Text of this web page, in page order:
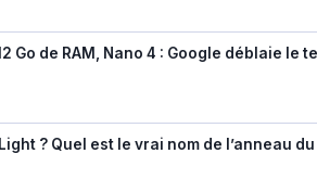
Go de RAM, Nano 4 : Google déblaie le
? Quel est le vrai nom de l’anneau du